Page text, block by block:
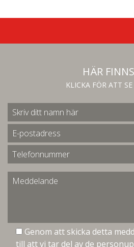
HÄR
KLICKA FÖR ATT
Genom att skicka detta
till att vi tar del av de